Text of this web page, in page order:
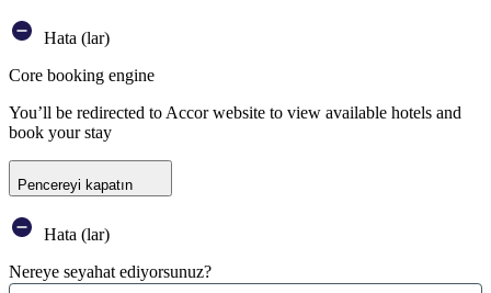
Hata (lar)
Core booking engine
You’ll be redirected to Accor website to view available hotels and
book your stay
Pencereyi kapatın
Hata (lar)
Nereye seyahat ediyorsunuz?